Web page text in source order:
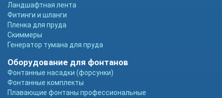
Ландшафтная лента
Фитинги и шланги
Пленка для пруда
Скиммеры
Генератор тумана для пруда
Оборудование для фонтанов
Фонтанные насадки (форсунки)
Фонтанные комплекты
Плавающие фонтаны профессиональные